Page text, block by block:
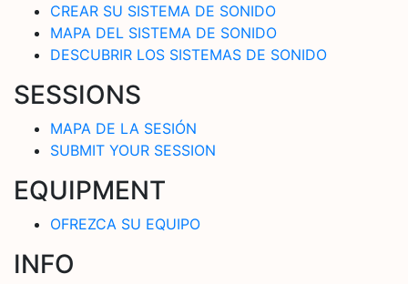
CREAR SU SISTEMA DE SONIDO
MAPA DEL SISTEMA DE SONIDO
DESCUBRIR LOS SISTEMAS DE SONIDO
SESSIONS
MAPA DE LA SESIÓN
SUBMIT YOUR SESSION
EQUIPMENT
OFREZCA SU EQUIPO
INFO